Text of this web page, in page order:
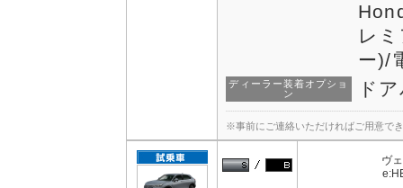
レ
ー)/
ディーラー装着オプショ
ン
ド
※事前にご連絡いただければご用意で
ヴ